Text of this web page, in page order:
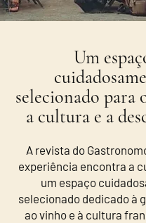
Um
selecionado para
a cultura e a
A revista do
experiência encontra a
um espaço
selecionado dedicado à
ao vinho e à cultura